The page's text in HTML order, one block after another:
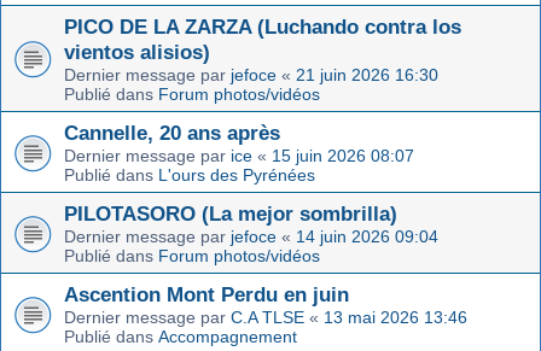
PICO DE LA ZARZA (Luchando contra los
vientos alisios)
Dernier message par jefoce « 21 juin 2026 16:30
Publié dans Forum photos/vidéos
Cannelle, 20 ans après
Dernier message par ice « 15 juin 2026 08:07
Publié dans L'ours des Pyrénées
PILOTASORO (La mejor sombrilla)
Dernier message par jefoce « 14 juin 2026 09:04
Publié dans Forum photos/vidéos
Ascention Mont Perdu en juin
Dernier message par C.A TLSE « 13 mai 2026 13:46
Publié dans Accompagnement